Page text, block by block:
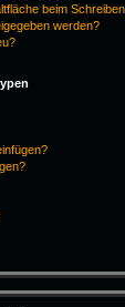
beim
werden?